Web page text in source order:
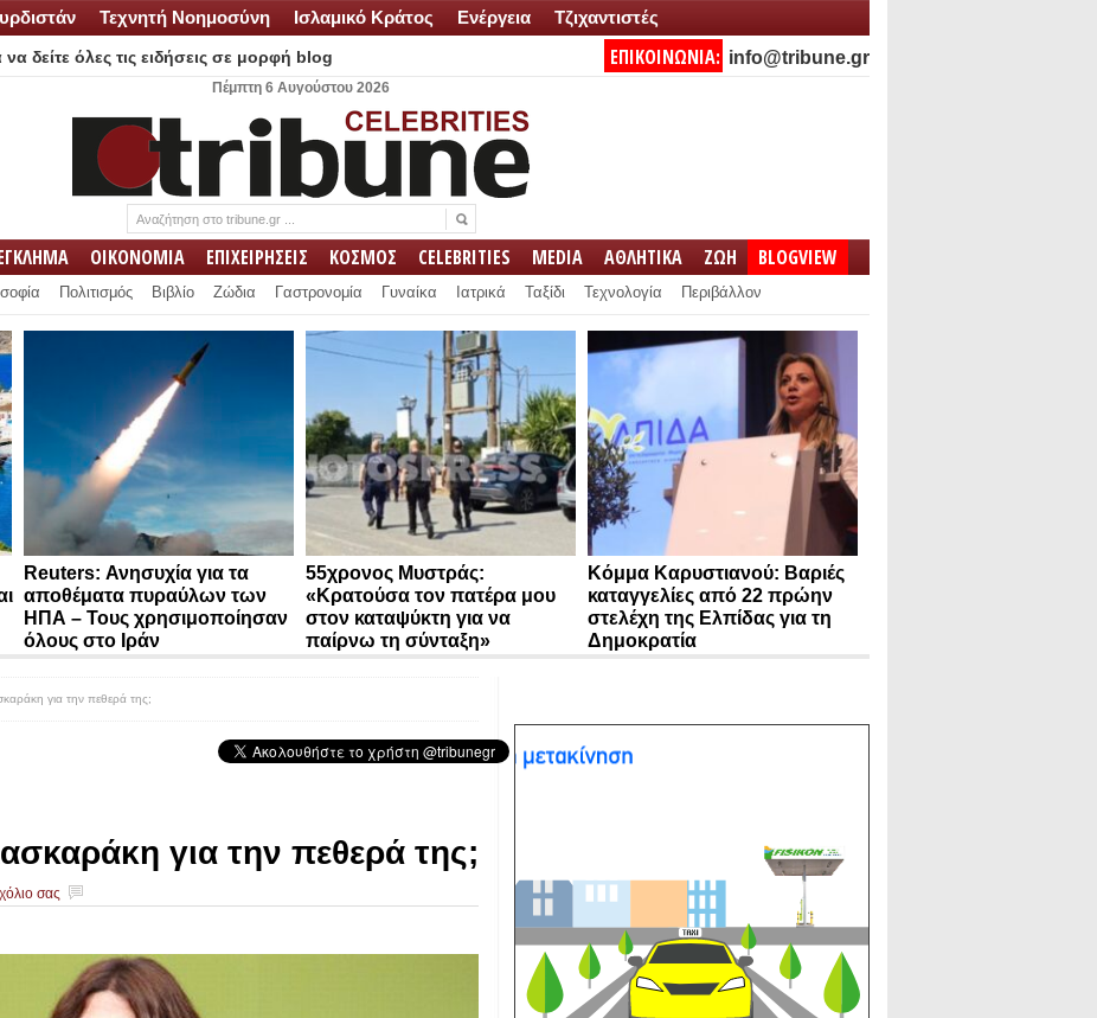
Τεχνητή Νοημοσύνη Ισλαμικό Κράτος Ενέργεια Τζιχαντιστές
δείτε όλες τις ειδήσεις σε μορφή blog ΕΠΙΚΟΙΝΩΝΙΑ: info@tribune.gr
Πέμπτη 6 Αυγούστου 2026
ΟΙΚΟΝΟΜΙΑ ΕΠΙΧΕΙΡΗΣΕΙΣ ΚΟΣΜΟΣ CELEBRITIES MEDIA ΑΘΛΗΤΙΚΑ ΖΩΗ BLOGVIEW
Πολιτισμός Βιβλίο Ζώδια Γαστρονομία Γυναίκα Ιατρικά Ταξίδι Τεχνολογία Περιβάλλον
Reuters: Ανησυχία για τα
αποθέματα πυραύλων των
ΗΠΑ – Τους χρησιμοποίησαν
όλους στο Ιράν
55χρονος Μυστράς:
«Κρατούσα τον πατέρα μου
στον καταψύκτη για να
παίρνω τη σύνταξη»
Κόμμα Καρυστιανού: Βαριές
καταγγελίες από 22 πρώην
στελέχη της Ελπίδας για τη
Δημοκρατία
για την πεθερά της;
για την πεθερά της;
σας